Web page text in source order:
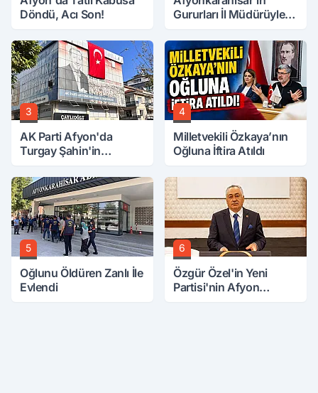
Döndü, Acı Son!
Gururları İl Müdürüyle
3
AK Parti Afyon'da
Turgay Şahin'in
4
Milletvekili Özkaya’nın
Oğluna İftira Atıldı
5
Oğlunu Öldüren Zanlı İle
Evlendi
6
Özgür Özel'in Yeni
Partisi'nin Afyon